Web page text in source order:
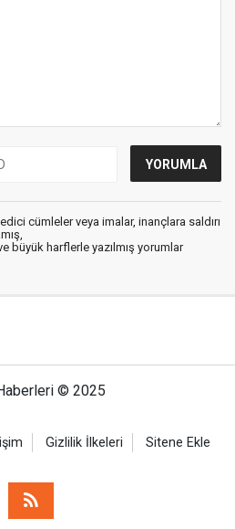
cümleler veya imalar, inançlara saldırı
büyük harflerle yazılmış yorumlar
© 2025
Gizlilik İlkeleri Sitene Ekle